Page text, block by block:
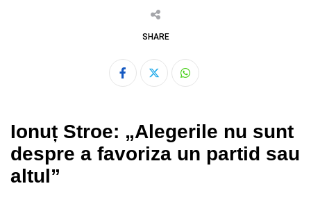
SHARE
Whatsapp
Ionuț Stroe: „Alegerile nu sunt
despre a favoriza un partid sau
altul”